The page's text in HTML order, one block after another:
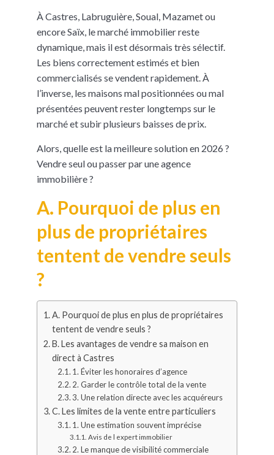
À Castres, Labruguière, Soual, Mazamet ou
encore Saïx, le marché immobilier reste
dynamique, mais il est désormais très sélectif.
Les biens correctement estimés et bien
commercialisés se vendent rapidement. À
l’inverse, les maisons mal positionnées ou mal
présentées peuvent rester longtemps sur le
marché et subir plusieurs baisses de prix.
Alors, quelle est la meilleure solution en 2026 ?
Vendre seul ou passer par une agence
immobilière ?
A. Pourquoi de plus en
plus de propriétaires
tentent de vendre seuls
?
A. Pourquoi de plus en plus de propriétaires
tentent de vendre seuls ?
B. Les avantages de vendre sa maison en
direct à Castres
1. Éviter les honoraires d’agence
2. Garder le contrôle total de la vente
3. Une relation directe avec les acquéreurs
C. Les limites de la vente entre particuliers
1. Une estimation souvent imprécise
Avis de l expert immobilier
2. Le manque de visibilité commerciale